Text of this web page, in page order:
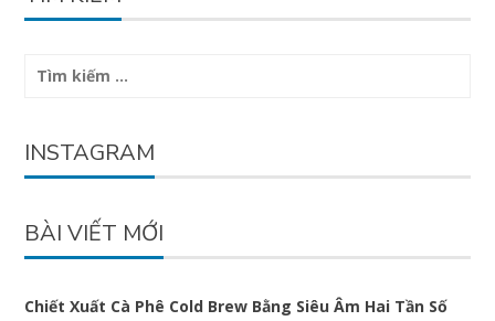
Tìm
INSTAGRAM
BÀI VIẾT MỚI
Chiết Xuất Cà Phê Cold Brew Bằng Siêu Âm Hai Tần Số